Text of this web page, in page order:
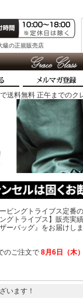
級の正規販売店
料無料 正午までの
ングトライブス定番
グトライブス】販売実
ーバッグ』をお届けしま
のご注文で8月6日（木）
います！